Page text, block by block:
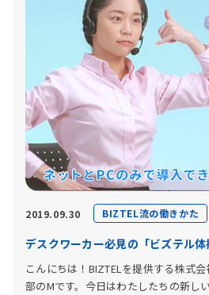
2019.09.30 BIZTEL流の働きかた
デスクワーカー必見の「ビズテル体
こんにちは！BIZTELを提供する株式
部のMです。今日はわたしたちの新し